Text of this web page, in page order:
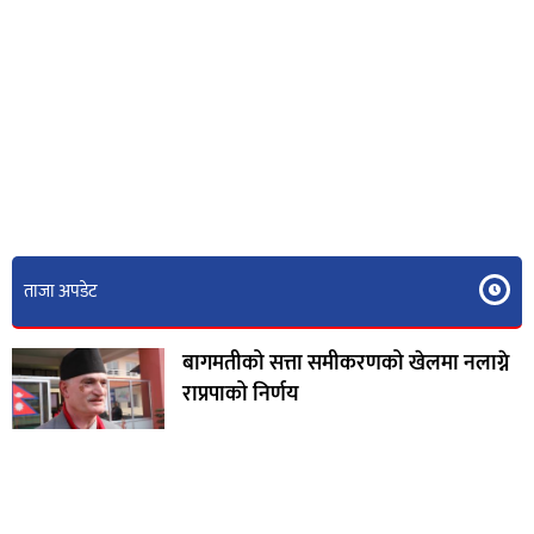
ताजा अपडेट
बागमतीको सत्ता समीकरणको खेलमा नलाग्ने
राप्रपाको निर्णय